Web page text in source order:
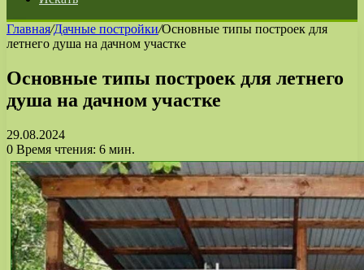
Главная/Дачные постройки/Основные типы построек для
летнего душа на дачном участке
Основные типы построек для летнего
душа на дачном участке
29.08.2024
0 Время чтения: 6 мин.